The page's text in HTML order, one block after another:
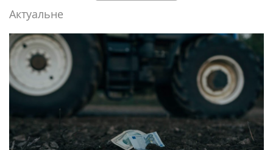
Актуальне